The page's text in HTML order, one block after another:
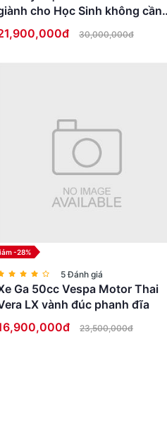
cho Học Sinh không cần
lái
30,000,000đ
-28%
5 Đánh giá
Ga 50cc Vespa Motor Thai
LX vành đúc phanh đĩa
23,500,000đ